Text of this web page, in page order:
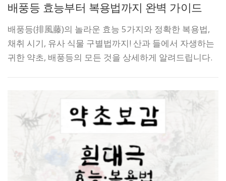
배풍등 효능부터 복용법까지 완벽 가이드
배풍등(排風藤)의 놀라운 효능 5가지와 정확한 복용법,
채취 시기, 유사 식물 구별법까지! 산과 들에서 자생하는
귀한 약초, 배풍등의 모든 것을 상세하게 알려드립니다.